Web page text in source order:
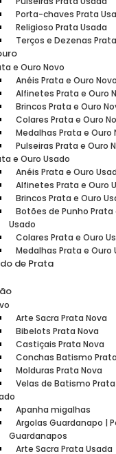
Porta-chaves Prata
Religioso Prata Usada
Terços e Dezenas
e Ouro Novo
Anéis Prata e Ouro Novo
Alfinetes Prata e Ouro
Brincos Prata e Ouro
Colares Prata e Ouro
Medalhas Prata e Ouro
Pulseiras Prata e Ouro
e Ouro Usado
Anéis Prata e Ouro
Alfinetes Prata e Ouro
Brincos Prata e Ouro
Botões de Punho Prata
Usado
Colares Prata e Ouro
Medalhas Prata e Ouro
de Prata
Arte Sacra Prata Nova
Bibelots Prata Nova
Castiçais Prata Nova
Conchas Batismo
Molduras Prata Nova
Velas de Batismo Prata
Apanha migalhas
Argolas Guardanapo |
Guardanapos
Arte Sacra Prata Usada